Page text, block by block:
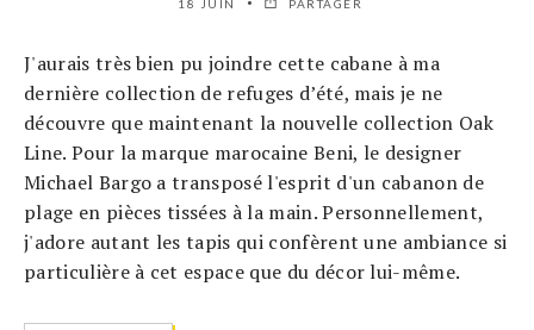
18 JUIN PARTAGER
J'aurais très bien pu joindre cette cabane à ma
dernière collection de refuges d’été, mais je ne
découvre que maintenant la nouvelle collection Oak
Line. Pour la marque marocaine Beni, le designer
Michael Bargo a transposé l'esprit d'un cabanon de
plage en pièces tissées à la main. Personnellement,
j'adore autant les tapis qui confèrent une ambiance si
particulière à cet espace que du décor lui-même.